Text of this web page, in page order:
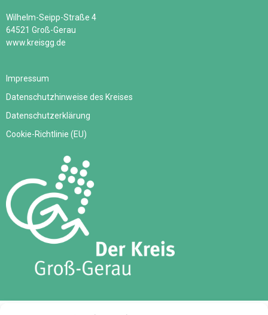
Wilhelm-Seipp-Straße 4
64521 Groß-Gerau
www.kreisgg.de
Impressum
Datenschutzhinweise des Kreises
Datenschutzerklärung
Cookie-Richtlinie (EU)